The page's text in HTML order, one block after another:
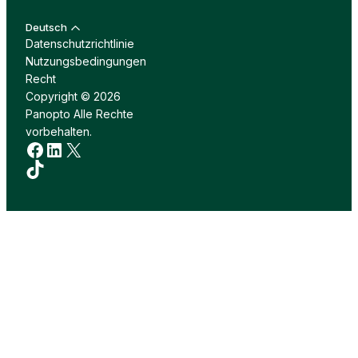
Deutsch
Datenschutzrichtlinie
Nutzungsbedingungen
Recht
Copyright © 2026
Panopto Alle Rechte
vorbehalten.
Facebook
LinkedIn
X
TikTok